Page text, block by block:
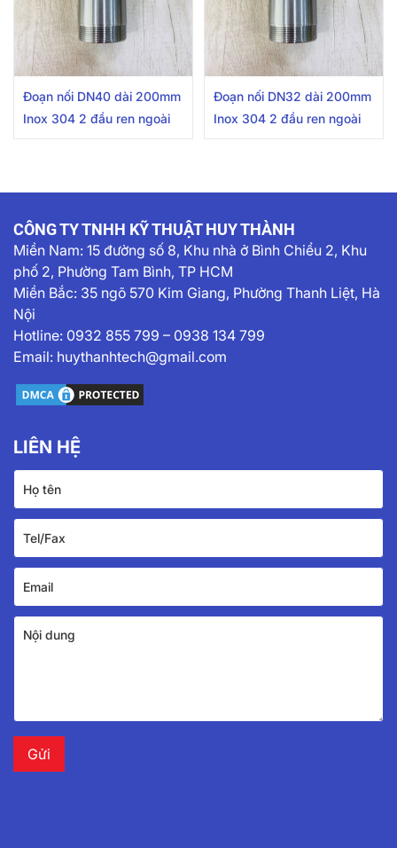
Đoạn nối DN40 dài 200mm
Inox 304 2 đầu ren ngoài
Đoạn nối DN32 dài 200mm
Inox 304 2 đầu ren ngoài
CÔNG TY TNHH KỸ THUẬT HUY THÀNH
Miền Nam: 15 đường số 8, Khu nhà ở Bình Chiểu 2, Khu
phố 2, Phường Tam Bình, TP HCM
Miền Bắc: 35 ngõ 570 Kim Giang, Phường Thanh Liệt, Hà
Nội
Hotline: 0932 855 799 – 0938 134 799
Email: huythanhtech@gmail.com
LIÊN HỆ